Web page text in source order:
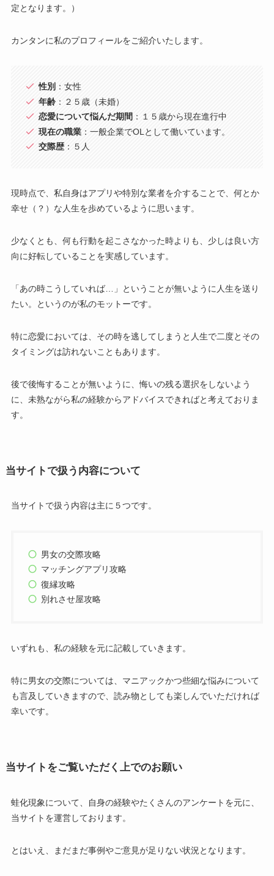
定となります。）
カンタンに私のプロフィールをご紹介いたします。
性別 ：女性
年齢 ：２５歳（未婚）
恋愛について悩んだ期間 ：１５歳から現在進行中
現在の職業 ：一般企業でOLとして働いています。
交際歴：５人
現時点で、私自身はアプリや特別な業者を介することで、何とか
幸せ（？）な人生を歩めているように思います。
少なくとも、何も行動を起こさなかった時よりも、少しは良い方
向に好転していることを実感しています。
「あの時こうしていれば…」ということが無いように人生を送り
たい。というのが私のモットーです。
特に恋愛においては、その時を逃してしまうと人生で二度とその
タイミングは訪れないこともあります。
後で後悔することが無いように、悔いの残る選択をしないよう
に、未熟ながら私の経験からアドバイスできればと考えておりま
す。
当サイトで扱う内容について
当サイトで扱う内容は主に５つです。
男女の交際攻略
マッチングアプリ攻略
復縁攻略
別れさせ屋攻略
いずれも、私の経験を元に記載していきます。
特に男女の交際については、マニアックかつ些細な悩みについて
も言及していきますので、読み物としても楽しんでいただければ
幸いです。
当サイトをご覧いただく上でのお願い
蛙化現象について、自身の経験やたくさんのアンケートを元に、
当サイトを運営しております。
とはいえ、まだまだ事例やご意見が足りない状況となります。